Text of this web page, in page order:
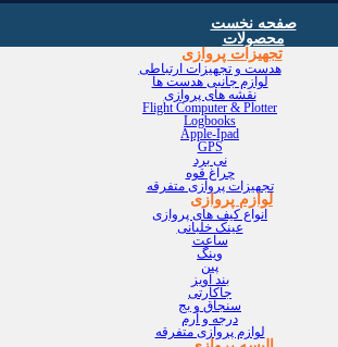
صفحه نخست
محصولات
تجهیزات پروازی
هدست و تجهیزات ارتباطی
لوازم جانبی هدست ها
نقشه های پروازی
Flight Computer & Plotter
Logbooks
Apple-Ipad
GPS
نی برد
چراغ قوه
تجهیزات پروازی متفرقه
لوازم پروازی
انواع کیف های پروازی
عینک خلبانی
ساعت
وینگ
پین
بند آویز
جاکارتی
سنجاق و بج
درجه و آرم
لوازم پروازی متفرقه